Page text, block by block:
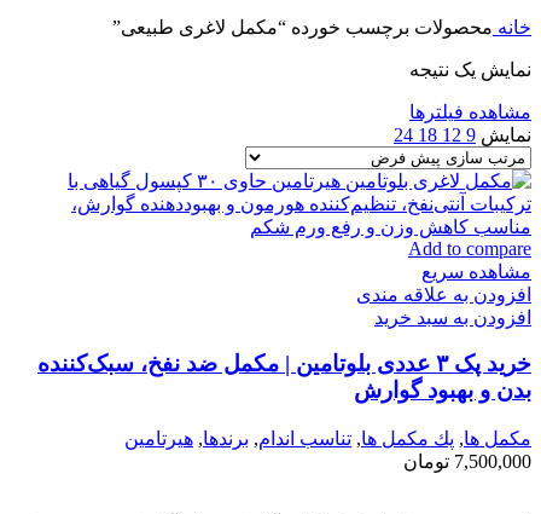
خانه محصولات برچسب خورده “مکمل لاغری طبیعی”
نمایش یک نتیجه
مشاهده فیلترها
نمایش 9
12
18
24
Add to compare
مشاهده سریع
افزودن به علاقه مندی
افزودن به سبد خرید
خرید پک ۳ عددی بلوتامین | مکمل ضد نفخ، سبک‌کننده
بدن و بهبود گوارش
مكمل ها, پك مكمل ها, تناسب اندام, برندها, هیرتامین
7,500,000 تومان